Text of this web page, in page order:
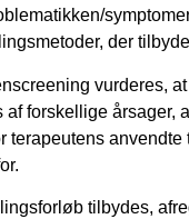
der
vurderes,
af forskellige årsager,
terapeutens
tilbydes,